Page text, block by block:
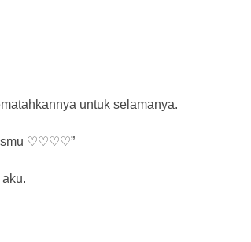
untuk selamanya.
♡♡♡♡”